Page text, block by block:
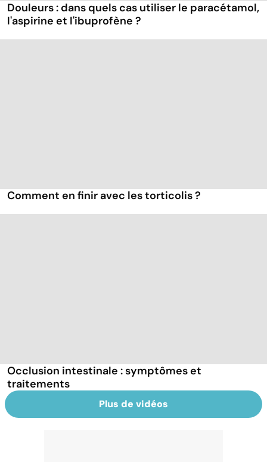
Douleurs : dans quels cas utiliser le paracétamol,
l'aspirine et l'ibuprofène ?
Comment en finir avec les torticolis ?
Occlusion intestinale : symptômes et
traitements
Plus de vidéos